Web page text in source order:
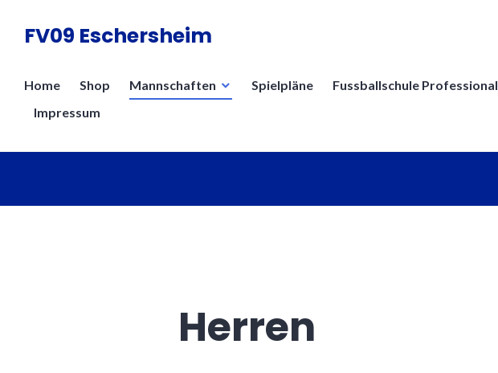
InhaltFV09 Eschersheim
Home Shop Mannschaften Spielpläne Fussballschule Professional
Impressum
Herren